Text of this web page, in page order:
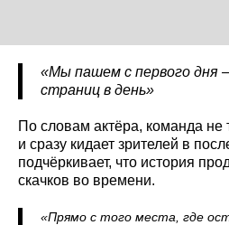
«Мы пашем с первого дня
страниц в день»
По словам актёра, команда не
и сразу кидает зрителей в
подчёркивает, что история
скачков во времени.
«Прямо с того места, где